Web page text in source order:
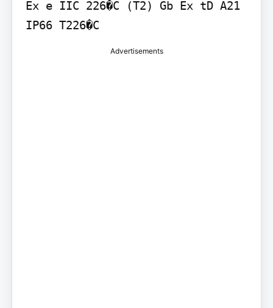
Ex e IIC 226�C (T2) Gb Ex tD A21
Advertisements